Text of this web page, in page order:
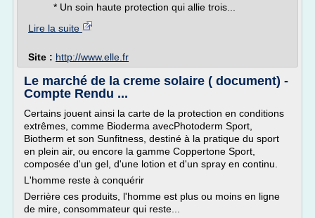
* Un soin haute protection qui allie trois...
Lire la suite
Site : http://www.elle.fr
Le marché de la creme solaire ( document) -
Compte Rendu ...
Certains jouent ainsi la carte de la protection en conditions
extrêmes, comme Bioderma avecPhotoderm Sport,
Biotherm et son Sunfitness, destiné à la pratique du sport
en plein air, ou encore la gamme Coppertone Sport,
composée d'un gel, d'une lotion et d'un spray en continu.
L'homme reste à conquérir
Derrière ces produits, l'homme est plus ou moins en ligne
de mire, consommateur qui reste...